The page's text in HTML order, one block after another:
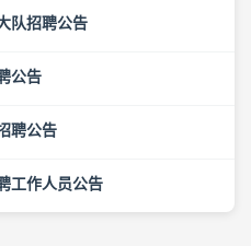
队招聘公告
公告
聘公告
工作人员公告